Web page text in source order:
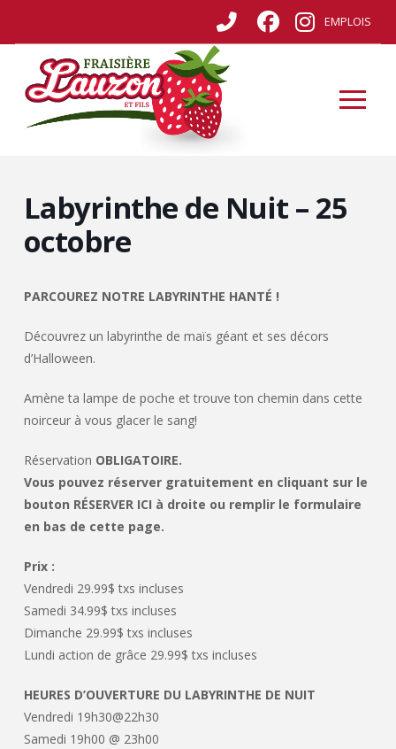
EMPLOIS
Labyrinthe de Nuit – 25
octobre
PARCOUREZ NOTRE LABYRINTHE HANTÉ !
Découvrez un labyrinthe de maïs géant et ses décors
d’Halloween.
Amène ta lampe de poche et trouve ton chemin dans cette
noirceur à vous glacer le sang!
Réservation OBLIGATOIRE.
Vous pouvez réserver gratuitement en cliquant sur le
bouton RÉSERVER ICI à droite ou remplir le formulaire
en bas de cette page.
Prix :
Vendredi 29.99$ txs incluses
Samedi 34.99$ txs incluses
Dimanche 29.99$ txs incluses
Lundi action de grâce 29.99$ txs incluses
HEURES D’OUVERTURE DU LABYRINTHE DE NUIT
Vendredi 19h30@22h30
Samedi 19h00 @ 23h00